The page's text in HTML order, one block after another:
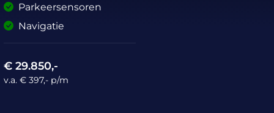
Parkeersensoren
Navigatie
€ 29.850,-
v.a. € 397,- p/m